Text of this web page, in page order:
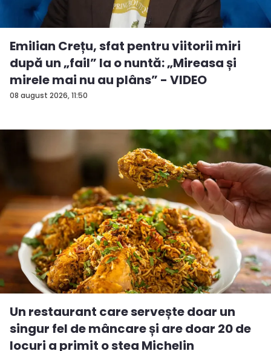
08 august 2026, 11:50
Emilian Crețu, sfat pentru viitorii miri
după un „fail” la o nuntă: „Mireasa și
mirele mai nu au plâns” - VIDEO
Un restaurant care servește doar un
singur fel de mâncare și are doar 20 de
locuri a primit o stea Michelin